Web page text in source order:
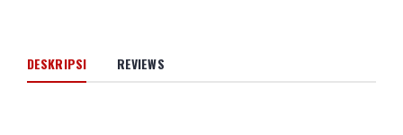
DESKRIPSI REVIEWS